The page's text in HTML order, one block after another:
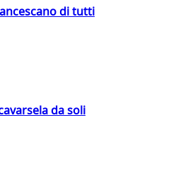
di tutti
da soli